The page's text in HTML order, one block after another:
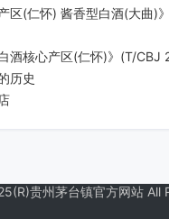
区(仁怀) 酱香型白酒(大曲)
酒核心产区(仁怀)》(T/
历史
贵州茅台镇官方网站 All